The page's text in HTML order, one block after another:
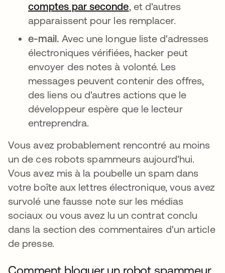
comptes par secondes’ouvre dans un
, et d'autres
apparaissent pour les remplacer.
e-mail. Avec une longue liste d'adresses
électroniques vérifiées, hacker peut
envoyer des notes à volonté. Les
messages peuvent contenir des offres,
des liens ou d'autres actions que le
développeur espère que le lecteur
entreprendra.
Vous avez probablement rencontré au moins
un de ces robots spammeurs aujourd'hui.
Vous avez mis à la poubelle un spam dans
votre boîte aux lettres électronique, vous avez
survolé une fausse note sur les médias
sociaux ou vous avez lu un contrat conclu
dans la section des commentaires d'un article
de presse.
Comment bloquer un robot spammeur